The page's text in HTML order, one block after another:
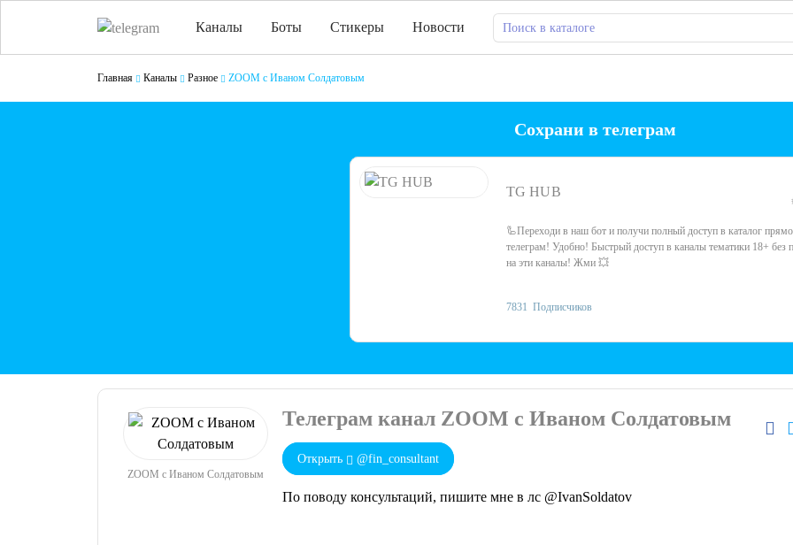
Каналы Боты Стикеры Новости
Главная Каналы Разное ZOOM с Иваном Солдатовым
Сохрани в телеграм
TG HUB
🦾Переходи в наш бот и получи полный доступ в каталог
телеграм! Удобно! Быстрый доступ в каналы тематики 18+ без
на эти каналы! Жми 💥
7831 Подписчиков
ZOOM с Иваном Солдатовым
Телеграм канал ZOOM с Иваном Солдатовым
Открыть @fin_consultant
По поводу консультаций, пишите мне в лс @IvanSoldatov